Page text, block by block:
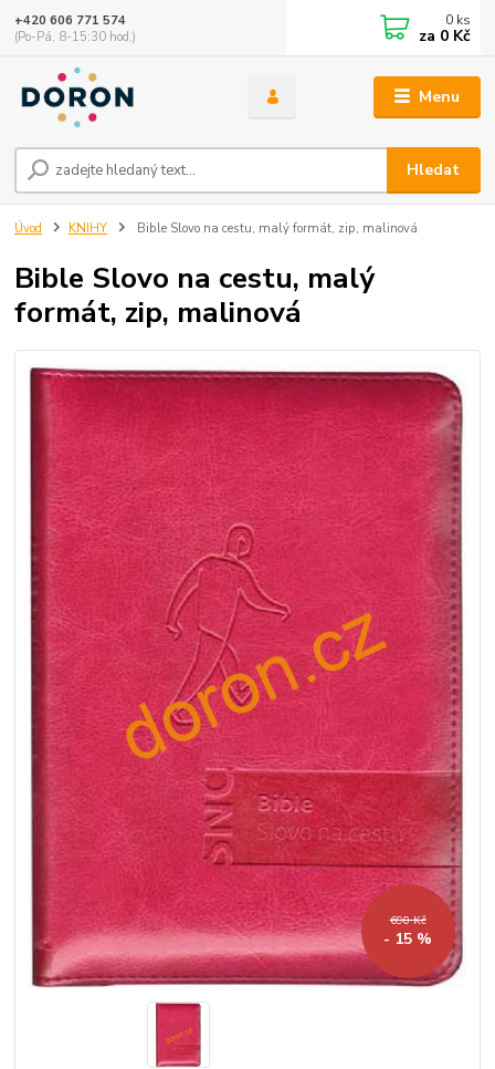
Menu
Hledat
+420 606 771 574
(Po-Pá, 8-15:30 hod.)
0 ks
za 0 Kč
Úvod KNIHY Bible Slovo na cestu, malý formát, zip, malinová
Bible Slovo na cestu, malý
formát, zip, malinová
690 Kč
- 15 %